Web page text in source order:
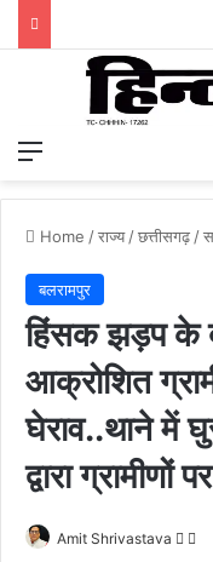
Home /राज्य/छत्तीसगढ़/
बलरामपुर
हिंसक झड़प के
आक्रोशित
घेराव..थाने में
द्वारा ग्रामीणों
Amit Shrivastava
F